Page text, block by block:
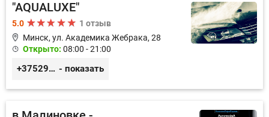
"AQUALUXE"
5.0
1 отзыв
Минск, ул. Академика Жебрака, 28
Открыто: 08:00 - 21:00
+375291893550 - показать